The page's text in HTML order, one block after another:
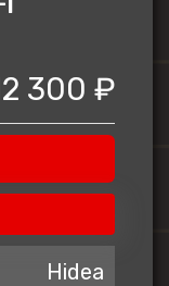
300 ₽
Hidea